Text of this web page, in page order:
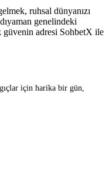
ruhsal dünyanızı
genelindeki
güvenin adresi SohbetX ile
için harika bir gün,